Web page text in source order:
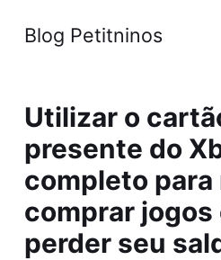
Blog Petitninos
Utilizar o
presente do
completo para
comprar jogos
perder seu